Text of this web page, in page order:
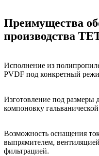
Преимущества
производства
Исполнение из
PVDF под конкретный
Изготовление под размеры
компоновку
Возможность оснащения
выпрямителем,
фильтрацией.